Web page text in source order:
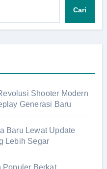
Cari
Shooter Modern
Generasi Baru
Baru Lewat Update
Lebih Segar
Populer Berkat